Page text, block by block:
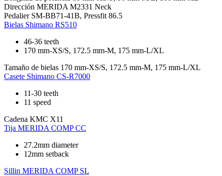
Dirección MERIDA M2331 Neck
Pedalier SM-BB71-41B, Pressfit 86.5
Bielas Shimano RS510
46-36 teeth
170 mm-XS/S, 172.5 mm-M, 175 mm-L/XL
Tamaño de bielas 170 mm-XS/S, 172.5 mm-M, 175 mm-L/XL
Casete Shimano CS-R7000
11-30 teeth
11 speed
Cadena KMC X11
Tija MERIDA COMP CC
27.2mm diameter
12mm setback
Sillin MERIDA COMP SL